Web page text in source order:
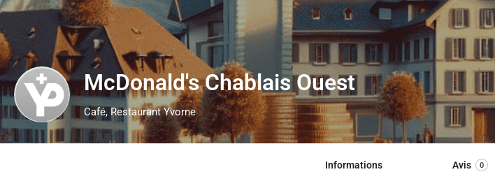
McDonald's Chablais Ouest
Café, Restaurant Yvorne
Informations Avis 0